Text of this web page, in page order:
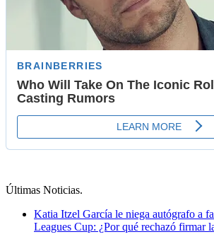
Últimas Noticias.
Katia Itzel García le niega autógrafo a
Leagues Cup: ¿Por qué rechazó firmar